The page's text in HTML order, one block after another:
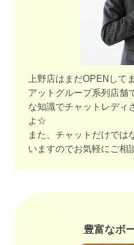
上野店はまだOPENして
アットグループ系列店舗
な知識でチャットレディ
よ☆
また、チャットだけでは
いますのでお気軽にご相
豊富なボ